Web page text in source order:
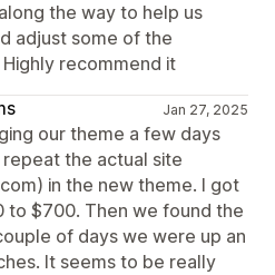
the way to help us
adjust some of the
recommend it
Jan 27, 2025
our theme a few days
the actual site
in the new theme. I got
$700. Then we found the
of days we were up an
It seems to be really